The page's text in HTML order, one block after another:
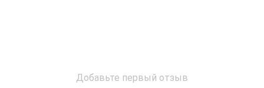
Добавьте первый отзыв